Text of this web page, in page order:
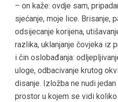
– on kaže: ovdje sam,
sjećanje, moje lice. Brisanje,
odsijecanje korijena,
razlika, uklanjanje čovjeka iz
i čin oslobađanja:
uloge, odbacivanje krutog
disanje. Izložba ne nudi
prostor u kojem se vidi